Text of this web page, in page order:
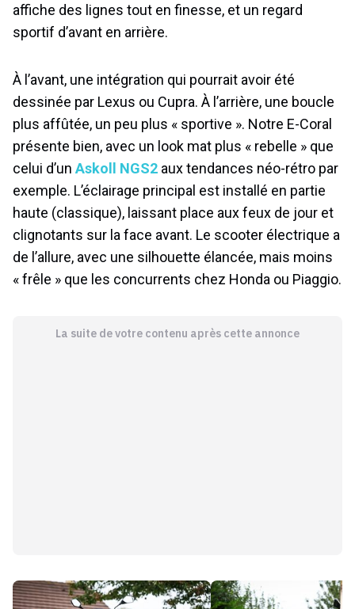
affiche des lignes tout en finesse, et un regard
sportif d’avant en arrière.
À l’avant, une intégration qui pourrait avoir été
dessinée par Lexus ou Cupra. À l’arrière, une boucle
plus affûtée, un peu plus « sportive ». Notre E-Coral
présente bien, avec un look mat plus « rebelle » que
celui d’un Askoll NGS2 aux tendances néo-rétro par
exemple. L’éclairage principal est installé en partie
haute (classique), laissant place aux feux de jour et
clignotants sur la face avant. Le scooter électrique a
de l’allure, avec une silhouette élancée, mais moins
« frêle » que les concurrents chez Honda ou Piaggio.
La suite de votre contenu après cette annonce